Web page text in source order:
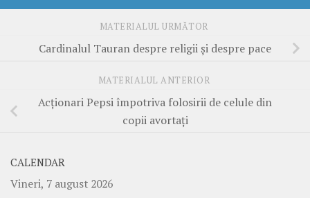
MATERIALUL URMĂTOR
Cardinalul Tauran despre religii şi despre pace
MATERIALUL ANTERIOR
Acţionari Pepsi împotriva folosirii de celule din
copii avortaţi
CALENDAR
Vineri, 7 august 2026